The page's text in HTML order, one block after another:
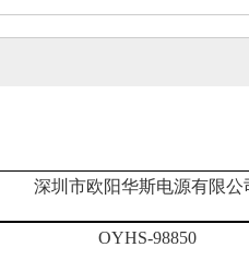
深圳市欧阳华斯电源有限公
OYHS-98850